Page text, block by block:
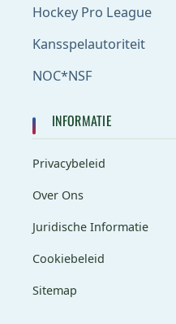
Hockey Pro League
Kansspelautoriteit
NOC*NSF
INFORMATIE
Privacybeleid
Over Ons
Juridische Informatie
Cookiebeleid
Sitemap